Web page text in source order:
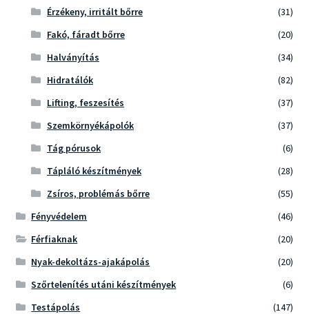
Érzékeny, irritált bőrre
(31)
Fakó, fáradt bőrre
(20)
Halványítás
(34)
Hidratálók
(82)
Lifting, feszesítés
(37)
Szemkörnyékápolók
(37)
Tág pórusok
(6)
Tápláló készítmények
(28)
Zsíros, problémás bőrre
(55)
Fényvédelem
(46)
Férfiaknak
(20)
Nyak-dekoltázs-ajakápolás
(20)
Szőrtelenítés utáni készítmények
(6)
Testápolás
(147)